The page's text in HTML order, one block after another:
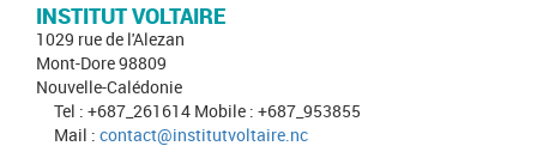
INSTITUT VOLTAIRE
1029 rue de l'Alezan
Mont-Dore 98809
Nouvelle-Calédonie
Tel : +687_261614 Mobile : +687_953855
Mail : contact@institutvoltaire.nc